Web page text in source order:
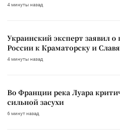
4 минуты назад
Украинский эксперт заявил
России к Краматорску и
4 минуты назад
Во Франции река Луара
сильной засухи
6 минут назад